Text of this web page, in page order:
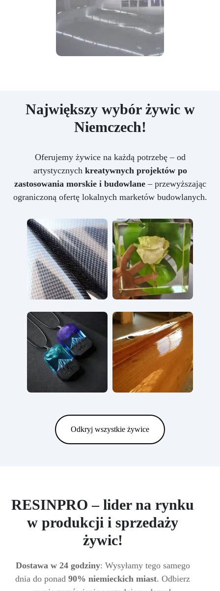
Największy wybór żywic w
Niemczech!
Oferujemy żywice na każdą potrzebę – od
artystycznych kreatywnych projektów po
zastosowania morskie i budowlane– przewyższając
ograniczoną ofertę lokalnych marketów budowlanych.
Odkryj wszystkie żywice
RESINPRO – lider na rynku
w produkcji i sprzedaży
żywic!
Dostawa w 24 godziny: Wysyłamy tego samego
dnia do ponad 90% niemieckich miast. Odbierz